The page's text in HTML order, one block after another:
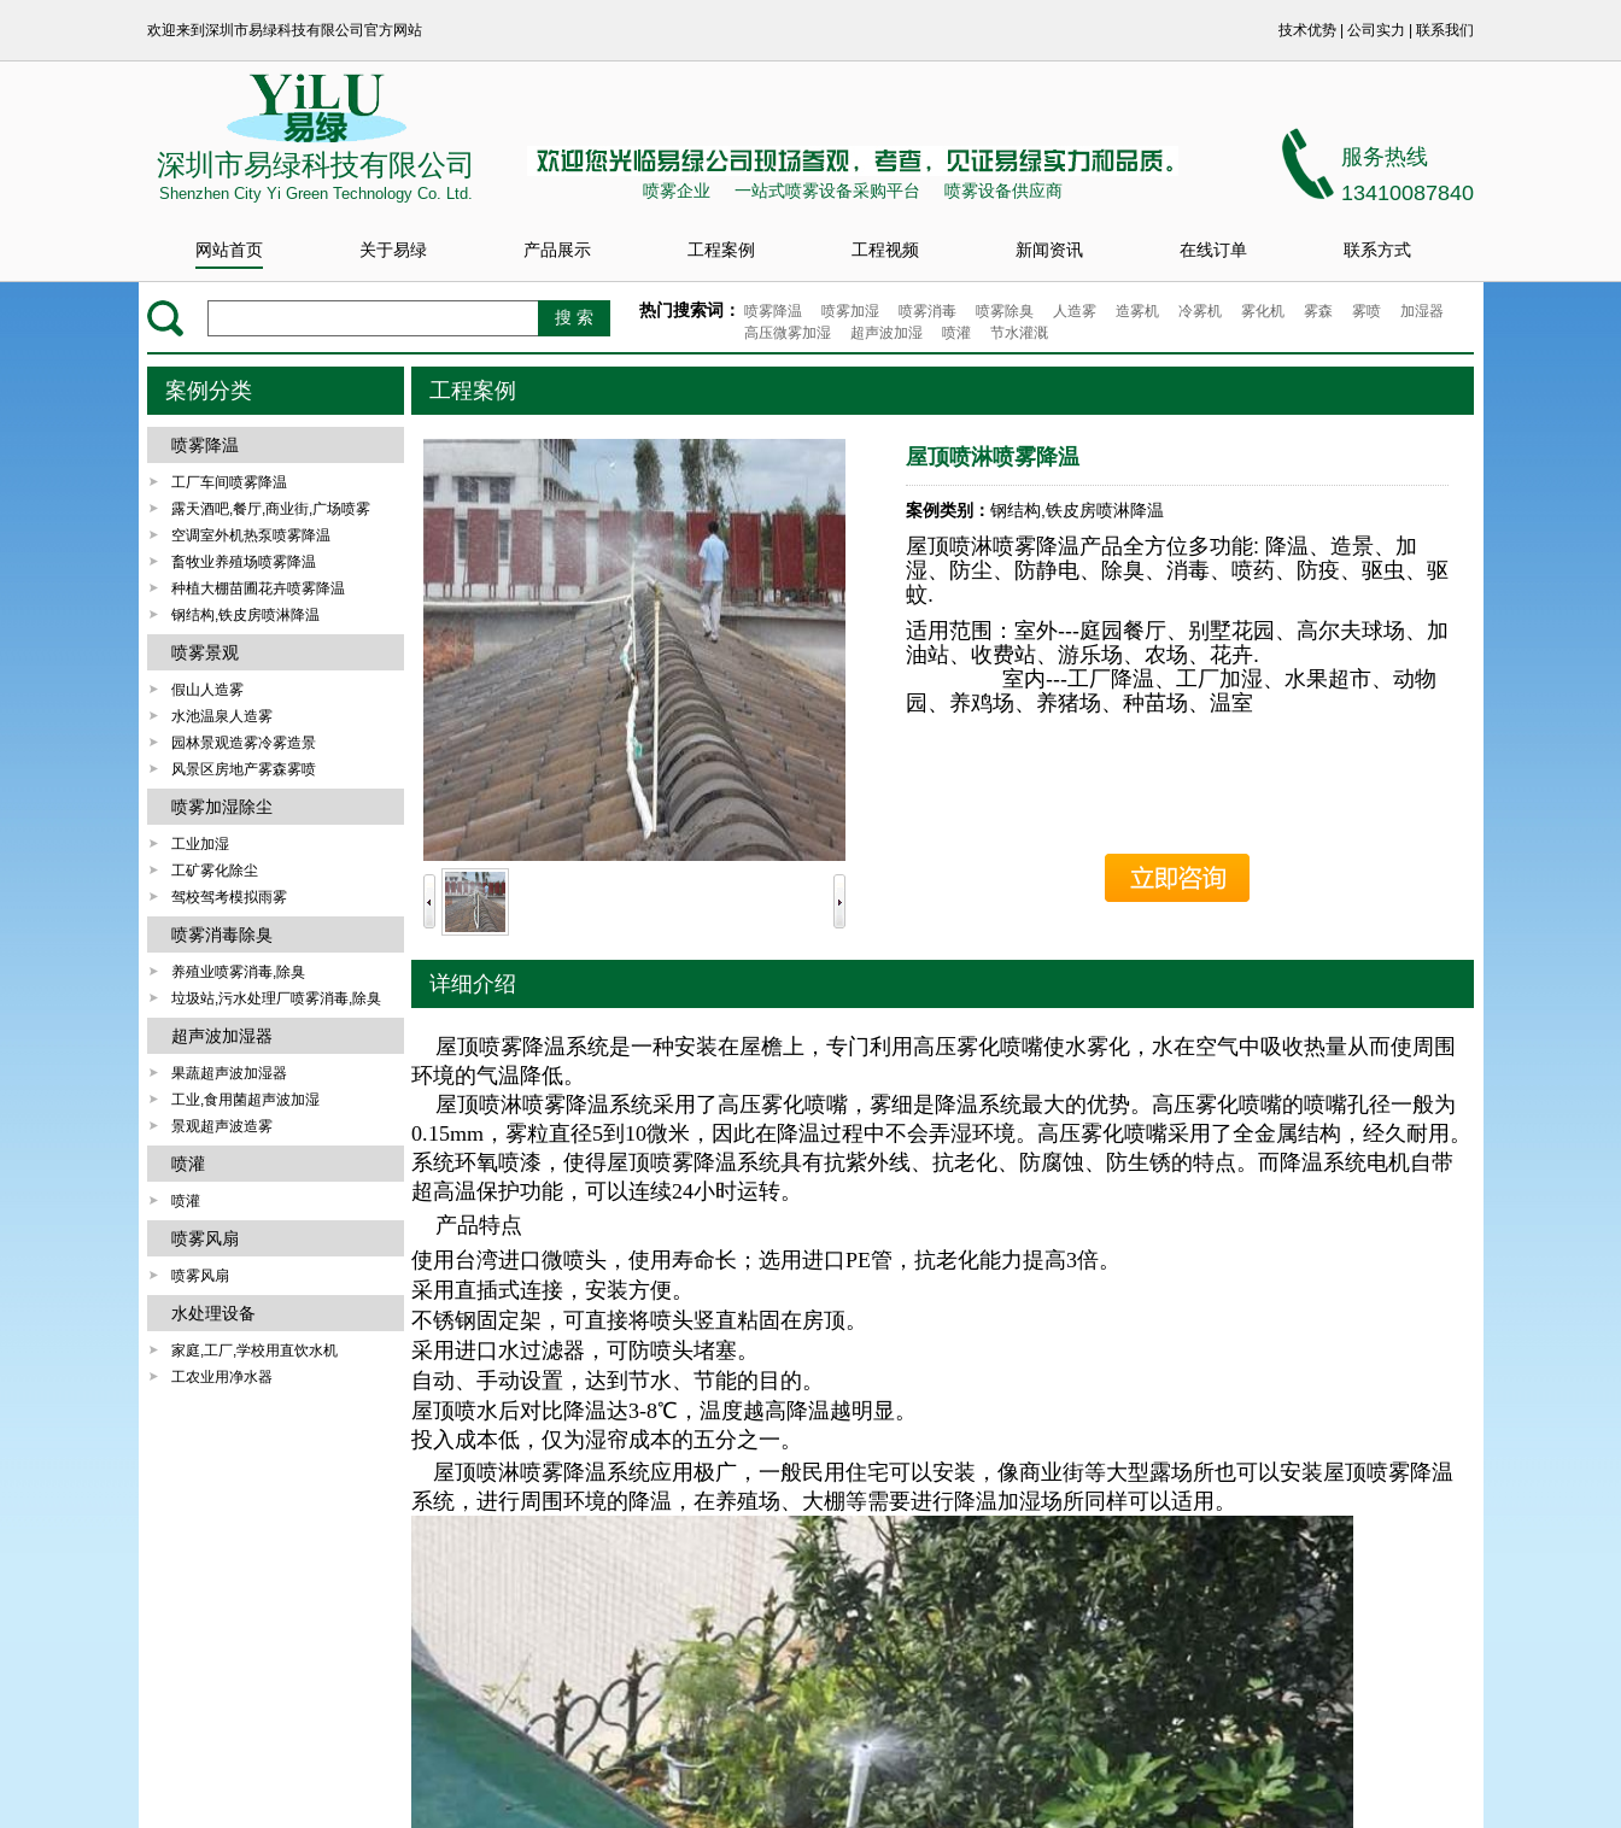
欢迎来到深圳市易绿科技有限公司官方网站 技术优势 公司实力 联系我们
深圳市易绿科技有限公司
Shenzhen City Yi Green Technology Co. Ltd. 喷雾企业 一站式喷雾设备采购平台 喷雾设备供应商
服务热线
13410087840
网站首页 关于易绿 产品展示 工程案例 工程视频 新闻资讯 在线订单 联系方式
热门搜索词： 喷雾降温 喷雾加湿 喷雾消毒 喷雾除臭 人造雾 造雾机 冷雾机 雾化机 雾森 雾喷
加湿器
高压微雾加湿
超声波加湿 喷灌 节水灌溉
案例分类
喷雾降温
工厂车间喷雾降温
露天酒吧,餐厅,商业街,广场喷雾
空调室外机热泵喷雾降温
畜牧业养殖场喷雾降温
种植大棚苗圃花卉喷雾降温
钢结构,铁皮房喷淋降温
喷雾景观
假山人造雾
水池温泉人造雾
园林景观造雾冷雾造景
风景区房地产雾森雾喷
喷雾加湿除尘
工业加湿
工矿雾化除尘
驾校驾考模拟雨雾
喷雾消毒除臭
养殖业喷雾消毒,除臭
垃圾站,污水处理厂喷雾消毒,除臭
超声波加湿器
果蔬超声波加湿器
工业,食用菌超声波加湿
景观超声波造雾
喷灌
喷灌
喷雾风扇
喷雾风扇
水处理设备
家庭,工厂,学校用直饮水机
工农业用净水器
工程案例
屋顶喷淋喷雾降温
案例类别： 钢结构,铁皮房喷淋降温
屋顶喷淋喷雾降温产品全方位多功能: 降温、造景、加
湿、防尘、防静电、除臭、消毒、喷药、防疫、驱虫、驱
蚊.
适用范围：室外---庭园餐厅、别墅花园、高尔夫球场、加
油站、收费站、游乐场、农场、花卉.
室内---工厂降温、工厂加湿、水果超市、动物
园、养鸡场、养猪场、种苗场、温室
详细介绍
屋顶喷雾降温系统是一种安装在屋檐上，专门利用高压雾化喷嘴使水雾化，水在空气中吸收热量从而使周围
环境的气温降低。
屋顶喷淋喷雾降温系统采用了高压雾化喷嘴，雾细是降温系统最大的优势。高压雾化喷嘴的喷嘴孔径一般为
0.15mm ，雾粒直径5到 10微米，因此在降温过程中不会弄湿环境。高压雾化喷嘴采用了全金属结构，经久耐用。
系统环氧喷漆，使得屋顶喷雾降温系统具有抗紫外线、抗老化、防腐蚀、防生锈的特点。而降温系统电机自带
超高温保护功能，可以连续24小时运转。
产品特点
使用台湾进口微喷头，使用寿命长；选用进口PE管，抗老化能力提高3倍。
采用直插式连接，安装方便。
不锈钢固定架，可直接将喷头竖直粘固在房顶。
采用进口水过滤器，可防喷头堵塞。
自动、手动设置，达到节水、节能的目的。
屋顶喷水后对比降温达3-8℃ ，温度越高降温越明显。
投入成本低，仅为湿帘成本的五分之一。
屋顶喷淋喷雾降温系统应用极广，一般民用住宅可以安装，像商业街等大型露场所也可以安装屋顶喷雾降温
系统，进行周围环境的降温，在养殖场、大棚等需要进行降温加湿场所同样可以适用。